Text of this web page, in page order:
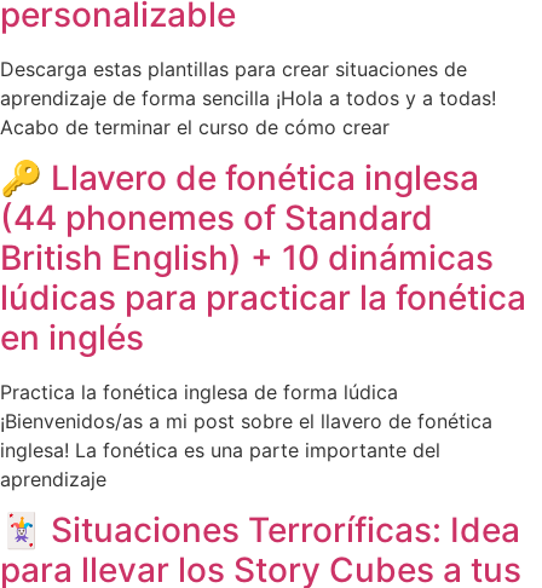
personalizable
Descarga estas plantillas para crear situaciones de
aprendizaje de forma sencilla ¡Hola a todos y a todas!
Acabo de terminar el curso de cómo crear
🔑 Llavero de fonética inglesa
(44 phonemes of Standard
British English) + 10 dinámicas
lúdicas para practicar la fonética
en inglés
Practica la fonética inglesa de forma lúdica
¡Bienvenidos/as a mi post sobre el llavero de fonética
inglesa! La fonética es una parte importante del
aprendizaje
🃏 Situaciones Terroríficas: Idea
para llevar los Story Cubes a tus